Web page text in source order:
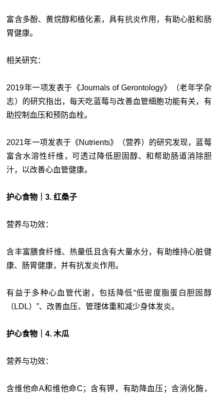
富含多酚、黄烷醇和植化素，具有抗炎作用，有助心脏和肠
胃健康。
相关研究：
2019年一项发表于《Journals of Gerontology》（老年学杂
志）的研究指出，每天吃蓝莓与改善血管细胞功能有关，有
助控制血压和预防血栓。
2021年一项发表于《Nutrients》（营养）的研究发现，蓝莓
富含水溶性纤维，可透过降低胆固醇、和帮助肠道消除胆
汁，以改善心血管健康。
护心食物｜3. 红桑子
营养与功效：
含丰富膳食纤维、热量低且含有大量水分，有助维持心脏健
康、肠胃健康，并有抗发炎作用。
有益于多种心血管代谢，包括降低“低密度脂蛋白胆固醇
（LDL）”、改善血压、管理体重和减少身体发炎。
护心食物｜4. 木瓜
营养与功效：
含维他命A和维他命C；含有钾，有助降血压；含消化酶，